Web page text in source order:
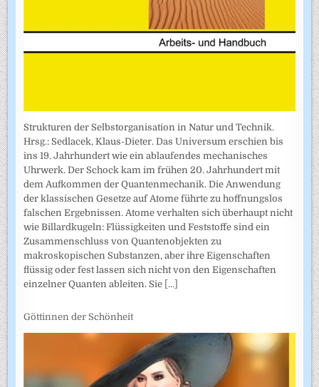
Strukturen der Selbstorganisation in Natur und Technik.
Hrsg.: Sedlacek, Klaus-Dieter. Das Universum erschien bis
ins 19. Jahrhundert wie ein ablaufendes mechanisches
Uhrwerk. Der Schock kam im frühen 20. Jahrhundert mit
dem Aufkommen der Quantenmechanik. Die Anwendung
der klassischen Gesetze auf Atome führte zu hoffnungslos
falschen Ergebnissen. Atome verhalten sich überhaupt nicht
wie Billardkugeln: Flüssigkeiten und Feststoffe sind ein
Zusammenschluss von Quantenobjekten zu
makroskopischen Substanzen, aber ihre Eigenschaften
flüssig oder fest lassen sich nicht von den Eigenschaften
einzelner Quanten ableiten. Sie [...]
Göttinnen der Schönheit